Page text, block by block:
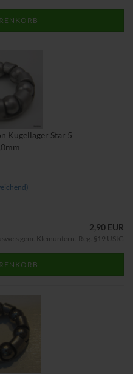
Kugellager Star 5
2,90 EUR
gem. Kleinuntern.-Reg. §19 UStG